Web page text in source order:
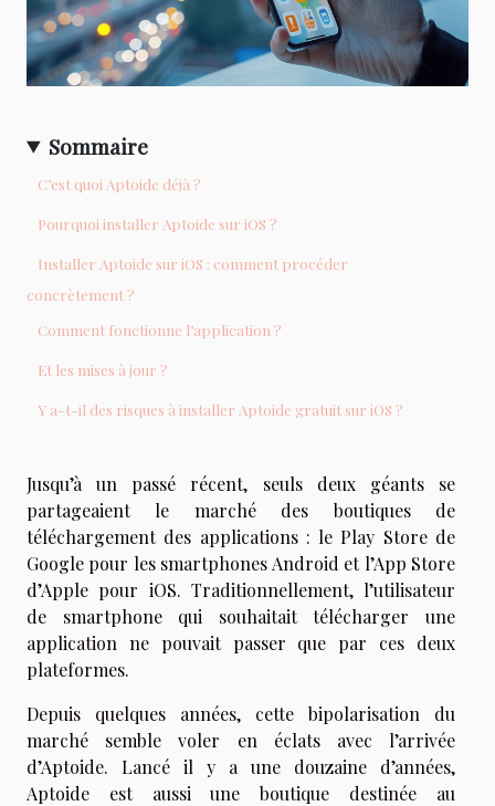
Sommaire
C’est quoi Aptoide déjà ?
Pourquoi installer Aptoide sur iOS ?
Installer Aptoide sur iOS : comment procéder
concrètement ?
Comment fonctionne l’application ?
Et les mises à jour ?
Y a-t-il des risques à installer Aptoide gratuit sur iOS ?
Jusqu’à un passé récent, seuls deux géants se
partageaient le marché des boutiques de
téléchargement des applications : le Play Store de
Google pour les smartphones Android et l’App Store
d’Apple pour iOS. Traditionnellement, l’utilisateur
de smartphone qui souhaitait télécharger une
application ne pouvait passer que par ces deux
plateformes.
Depuis quelques années, cette bipolarisation du
marché semble voler en éclats avec l’arrivée
d’Aptoide. Lancé il y a une douzaine d’années,
Aptoide est aussi une boutique destinée au